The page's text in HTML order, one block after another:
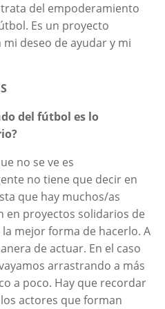
del empoderamiento
Es un proyecto
deseo de ayudar y mi
del fútbol es lo
no se ve es
no tiene que decir en
que hay muchos/as
en proyectos solidarios de
mejor forma de hacerlo. A
de actuar. En el caso
arrastrando a más
a poco. Hay que recordar
actores que forman